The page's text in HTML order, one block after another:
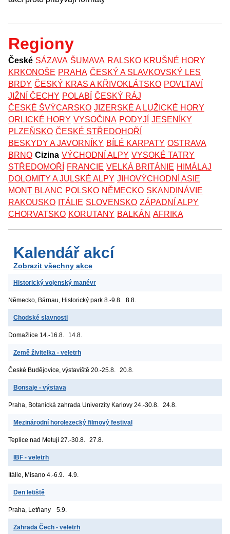
Regiony
České SÁZAVA ŠUMAVA RALSKO KRUŠNÉ HORY
KRKONOŠE PRAHA ČESKÝ A SLAVKOVSKÝ LES
BRDY ČESKÝ KRAS A KŘIVOKLÁTSKO POVLTAVÍ
JIŽNÍ ČECHY POLABÍ ČESKÝ RÁJ
ČESKÉ ŠVÝCARSKO JIZERSKÉ A LUŽICKÉ HORY
ORLICKÉ HORY VYSOČINA PODYJÍ JESENÍKY
PLZEŇSKO ČESKÉ STŘEDOHOŘÍ
BESKYDY A JAVORNÍKY BÍLÉ KARPATY OSTRAVA
BRNO Cizina VÝCHODNÍ ALPY VYSOKÉ TATRY
STŘEDOMOŘÍ
FRANCIE VELKÁ BRITÁNIE HIMÁLAJ
DOLOMITY A JULSKÉ ALPY JIHOVÝCHODNÍ ASIE
MONT BLANC POLSKO NĚMECKO SKANDINÁVIE
RAKOUSKO ITÁLIE SLOVENSKO ZÁPADNÍ ALPY
CHORVATSKO KORUTANY BALKÁN AFRIKA
Kalendář akcí
Zobrazit všechny akce
Historický vojenský manévr
Německo, Bärnau, Historický park 8.-9.8. 8.8.
Chodské slavnosti
Domažlice 14.-16.8. 14.8.
Země živitelka - veletrh
České Budějovice, výstaviště 20.-25.8. 20.8.
Bonsaje - výstava
Praha, Botanická zahrada Univerzity Karlovy 24.-30.8. 24.8.
Mezinárodní horolezecký filmový festival
Teplice nad Metují 27.-30.8. 27.8.
IBF - veletrh
Itálie, Misano 4.-6.9. 4.9.
Den letiště
Praha, Letňany 5.9.
Zahrada Čech - veletrh